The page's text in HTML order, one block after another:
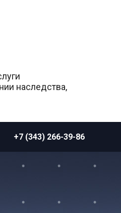
наследства,
+7 (343) 266-39-86